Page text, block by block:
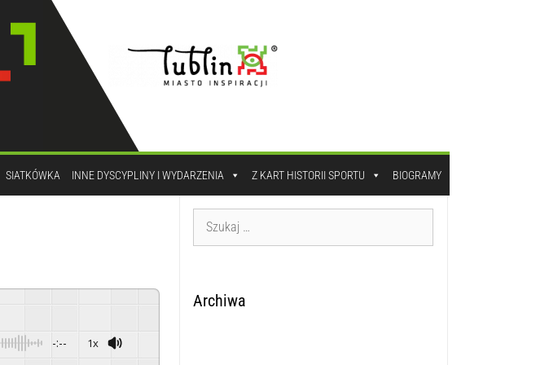
SIATKÓWKA INNE DYSCYPLINY I WYDARZENIA Z KART HISTORII SPORTU BIOGRAMY
-:-- 1x
Archiwa